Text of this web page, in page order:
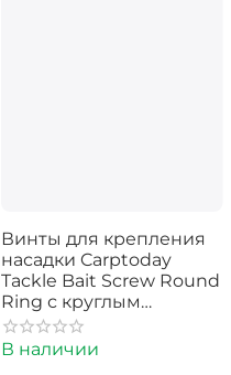
Винты для крепления
насадки Carptoday
Tackle Bait Screw Round
Ring с круглым
кольцом
В наличии